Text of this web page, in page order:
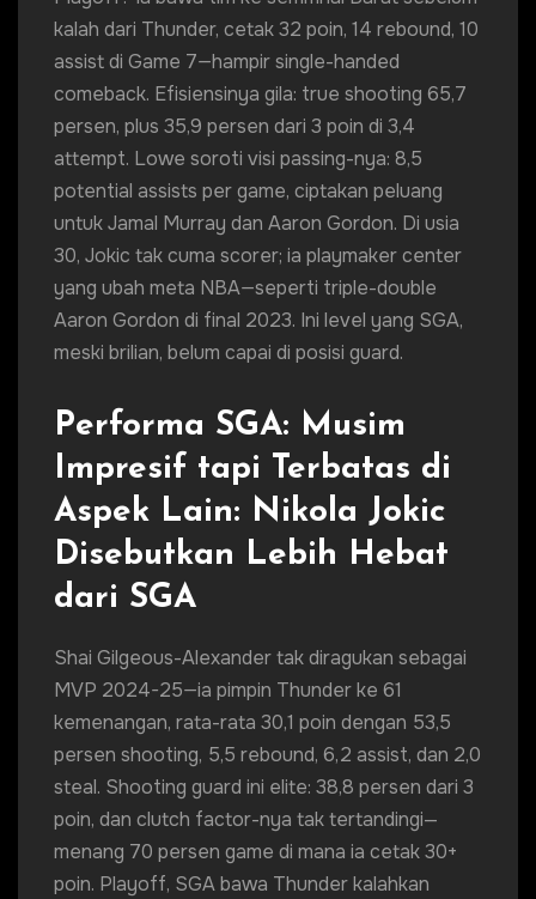
kalah dari Thunder, cetak 32 poin, 14 rebound, 10
assist di Game 7—hampir single-handed
comeback. Efisiensinya gila: true shooting 65,7
persen, plus 35,9 persen dari 3 poin di 3,4
attempt. Lowe soroti visi passing-nya: 8,5
potential assists per game, ciptakan peluang
untuk Jamal Murray dan Aaron Gordon. Di usia
30, Jokic tak cuma scorer; ia playmaker center
yang ubah meta NBA—seperti triple-double
Aaron Gordon di final 2023. Ini level yang SGA,
meski brilian, belum capai di posisi guard.
Performa SGA: Musim
Impresif tapi Terbatas di
Aspek Lain: Nikola Jokic
Disebutkan Lebih Hebat
dari SGA
Shai Gilgeous-Alexander tak diragukan sebagai
MVP 2024-25—ia pimpin Thunder ke 61
kemenangan, rata-rata 30,1 poin dengan 53,5
persen shooting, 5,5 rebound, 6,2 assist, dan 2,0
steal. Shooting guard ini elite: 38,8 persen dari 3
poin, dan clutch factor-nya tak tertandingi—
menang 70 persen game di mana ia cetak 30+
poin. Playoff, SGA bawa Thunder kalahkan